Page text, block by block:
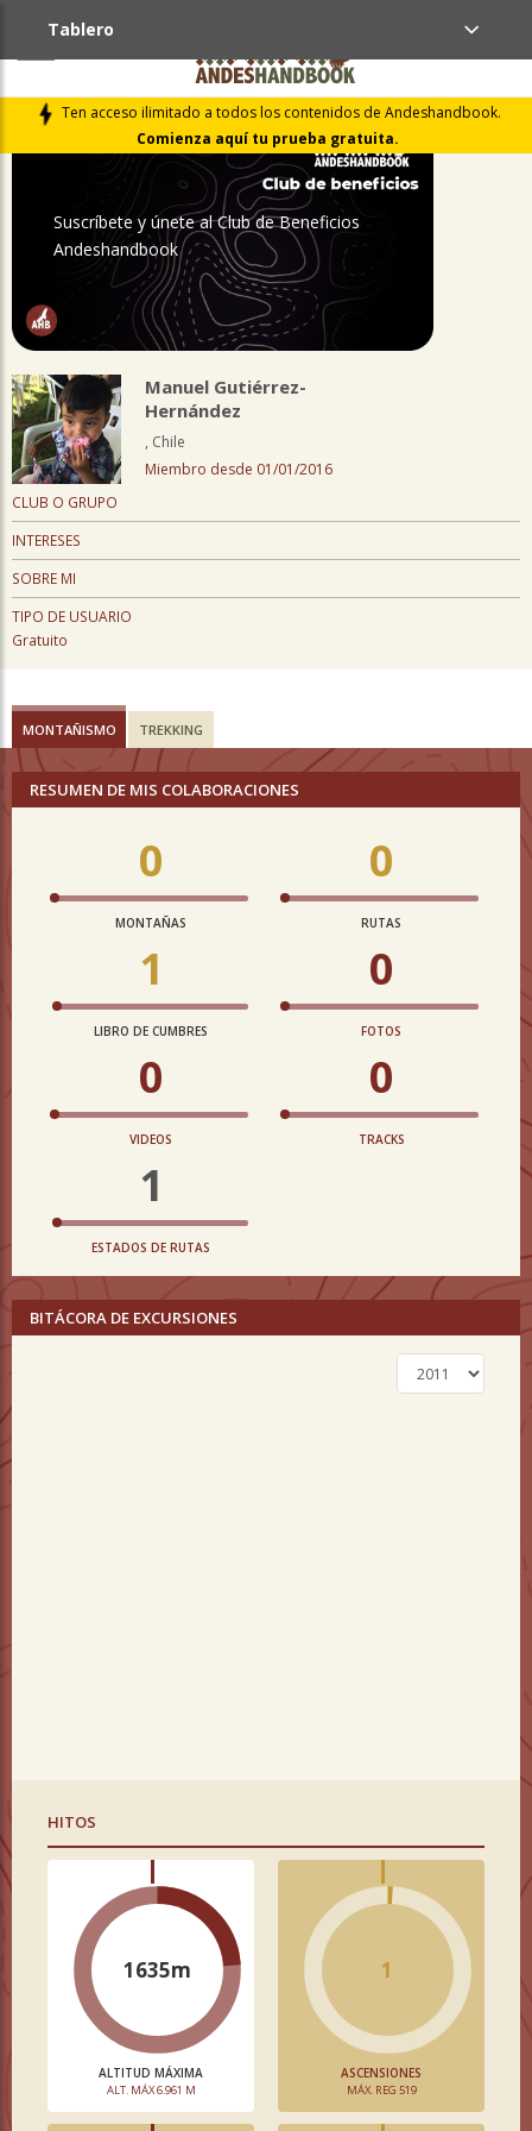
Ten acceso ilimitado a todos los contenidos de Andeshandbook.
Comienza aquí tu prueba gratuita.
Tablero
Suscríbete y únete al Club de Beneficios
Andeshandbook
Manuel Gutiérrez-
Hernández
, Chile
Miembro desde 01/01/2016
CLUB O GRUPO
INTERESES
SOBRE MI
TIPO DE USUARIO
Gratuito
MONTAÑISMO TREKKING
RESUMEN DE MIS COLABORACIONES
0
MONTAÑAS
0
RUTAS
1
LIBRO DE CUMBRES
0
FOTOS
0
VIDEOS
0
TRACKS
1
ESTADOS DE RUTAS
BITÁCORA DE EXCURSIONES
HITOS
1635m
ALTITUD MÁXIMA
ALT. MÁX 6.961 M
1
ASCENSIONES
MÁX. REG 519